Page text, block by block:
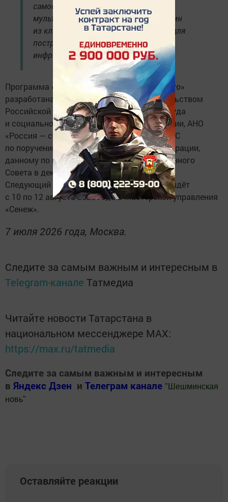
самостоятельно собирать и запускать
мультиагентные ИИ-системы, а это один
из ключевых навыков, необходимых для
построения эффективной кадровой
инфраструктуры».
Программа «Кадры для экономики будущего»
разработана Сбером совместно с Правительством
Российской Федерации, Министерством труда
и социальной защиты Российской Федерации, АНО
«Россия — страна возможностей» и РАНХиГС
по поручению Президента Российской Федерации,
данному по итогам заседания Государственного
Совета в декабре 2025 года.
Следующий очный модуль программы пройдёт
с 10 по 12 августа 2026 года в Мастерской управления
«Сенеж».
7 июля 2026 года, Москва.
Следите за самым важным и интересным в
Telegram-канале Татмедиа
Читайте новости Татарстана в
национальном мессенджере MАХ:
https://max.ru/tatmedia
Следите за самым важным и интересным
в Яндекс Дзен и Телеграм канале " Шешминская
новь"
Оставляйте реакции